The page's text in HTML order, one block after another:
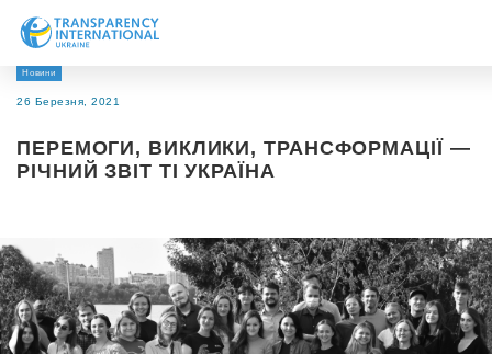
Про нас
Дослідження
Долучитися
Новини
26 Березня, 2021
ПЕРЕМОГИ, ВИКЛИКИ, ТРАНСФОРМАЦІЇ —
РІЧНИЙ ЗВІТ ТІ УКРАЇНА